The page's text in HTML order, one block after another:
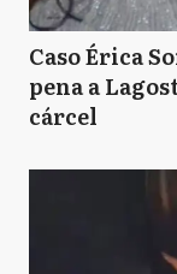
Caso Érica
pena a
cárcel